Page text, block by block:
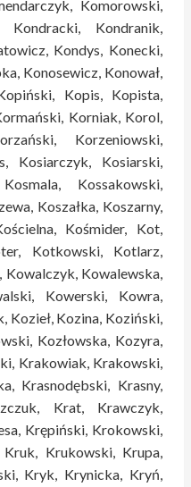
Komorowski,
Kondranik,
Kondys, Konecki,
Konosewicz, Konował,
Kopis, Kopista,
Korniak, Korol,
Korzeniowski,
Kosiarczyk, Kosiarski,
Kossakowski,
Koszałka, Koszarny,
Kośmider, Kot,
Kotkowski, Kotlarz,
Kowalewska,
Kowerski, Kowra,
Kozieł, Kozina, Koziński,
Kozłowska, Kozyra,
Krakowiak, Krakowski,
Krasnodębski, Krasny,
Krat, Krawczyk,
Krępiński, Krokowski,
Krukowski, Krupa,
Kryk, Krynicka, Kryń,